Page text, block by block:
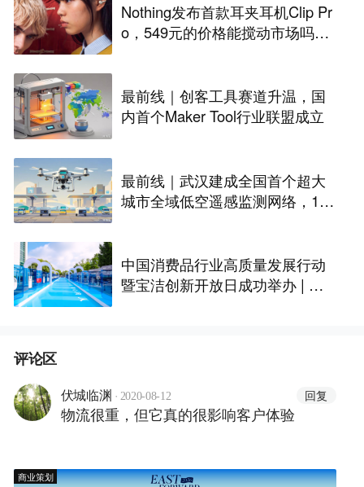
Nothing发布首款耳夹耳机Clip Pr
o，549元的价格能搅动市场吗？
最前线｜创客工具赛道升温，国
内首个Maker Tool行业联盟成立
最前线｜武汉建成全国首个超大
城市全域低空遥感监测网络，146
中国消费品行业高质量发展行动
暨宝洁创新开放日成功举办 | 最
评论区
伏城临渊 · 2020-08-12 回复
物流很重，但它真的很影响客户体验
商业策划